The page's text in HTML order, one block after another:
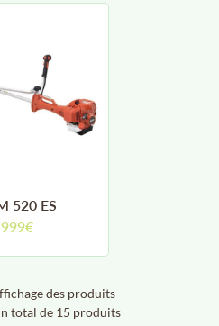
520 ES
999€
des produits
total de 15 produits